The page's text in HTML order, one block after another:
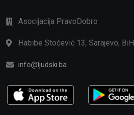
Asocijacija PravoDobro
Habibe Stočević 13, Sarajevo, BiH
info@ljudski.ba